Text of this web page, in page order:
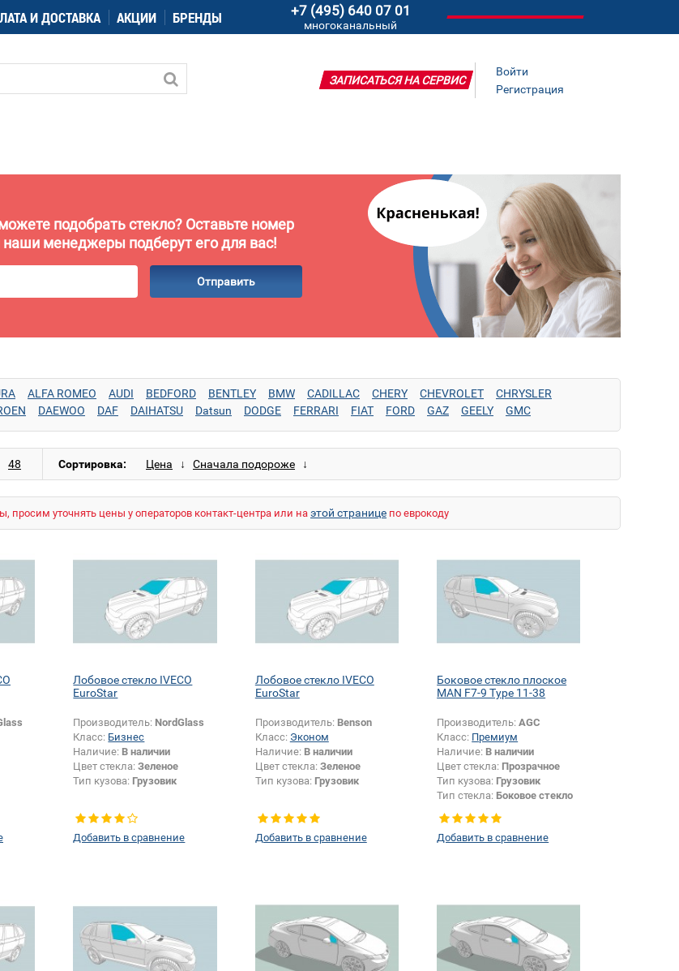
И ДОСТАВКА АКЦИИ БРЕНДЫ +7 (495) 640 07 01
многоканальный
Войти
Регистрация
ЗАПИСАТЬСЯ НА СЕРВИС
подобрать стекло? Оставьте номер
наши менеджеры подберут его для вас!
Отправить
ALFA ROMEO AUDI BEDFORD BENTLEY BMW CADILLAC CHERY CHEVROLET
CHRYSLER
DAEWOO DAF DAIHATSU Datsun DODGE FERRARI FIAT FORD GAZ GEELY
GMC
NISSAN OPEL PEUGEOT PORSCHE PROTON
SMART SSANGYONG SUBARU SUZUKI TESLA TOYOTA UAZ VOLKSWAGEN VOLVO ZAZ ZIL
Сортировка:
просим уточнять цены у операторов контакт-центра или наэтой странице по еврокоду
Лобовое стекло IVECO
EuroStar
Производитель: NordGlass
Класс: Бизнес
Наличие: В наличии
Цвет стекла:Зеленое
Тип кузова: Грузовик
Добавить в сравнение
Лобовое стекло IVECO
EuroStar
Производитель: Benson
Класс: Эконом
Наличие: В наличии
Цвет стекла: Зеленое
Тип кузова: Грузовик
Добавить в сравнение
Боковое стекло плоское
MAN F7-9 Type 11-38
Производитель:AGC
Класс: Премиум
Наличие: В наличии
Цвет стекла: Прозрачное
Тип кузова: Грузовик
Тип стекла: Боковое стекло
плоское
Добавить в сравнение